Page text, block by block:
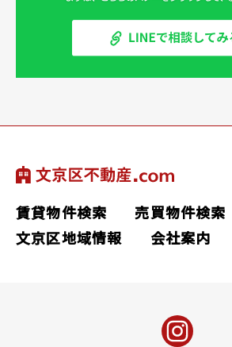
賃貸物件検索
売買物件検索
文京区地域情報
会社案内